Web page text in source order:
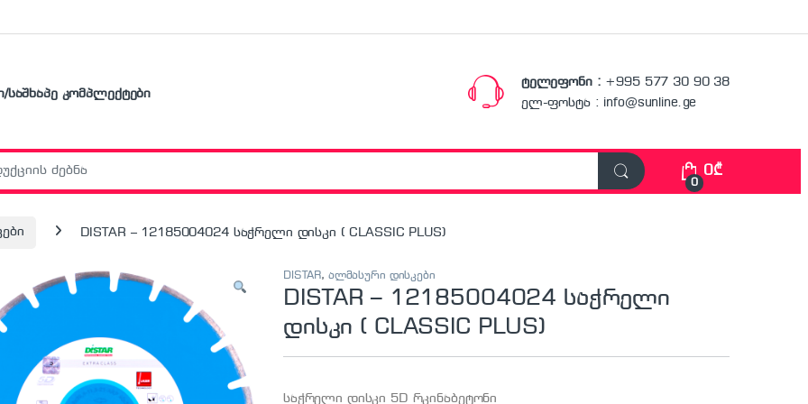
საშხაპე კომპლექტები
ტელეფონი : +995 577 30 90 38
ელ-ფოსტა : info@sunline.ge
0
0₾
DISTAR – 12185004024 საჭრელი დისკი ( CLASSIC PLUS)
DISTAR, ალმასური დისკები
DISTAR – 12185004024 საჭრელი
დისკი ( CLASSIC PLUS)
საჭრელი დისკი 5D რკინაბეტონი